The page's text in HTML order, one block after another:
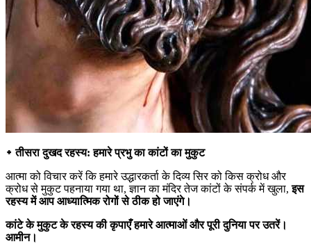
᛭ तीसरा दुखद रहस्य: हमारे प्रभु का कांटों का मुकुट
आत्मा को विचार करें कि हमारे उद्धारकर्ता के दिव्य सिर को किस क्रोध और
क्रोध से मुकुट पहनाया गया था, ज्ञान का मंदिर तेज कांटों के संपर्क में खुला,इस
रहस्य में आप आध्यात्मिक रोगों से ठीक हो जाएंगे।
कांटे के मुकुट के रहस्य की कृपाएँ हमारे आत्माओं और पूरी दुनिया पर उतरें।
आमीन।